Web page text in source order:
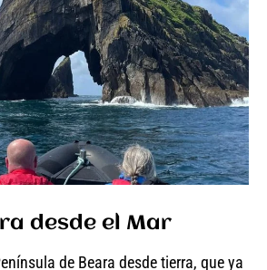
desde el Mar
de Beara desde tierra, que ya